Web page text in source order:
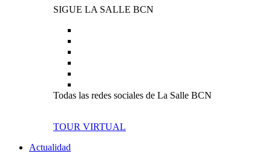
SIGUE LA SALLE BCN
Todas las redes sociales de La Salle BCN
TOUR VIRTUAL
Actualidad